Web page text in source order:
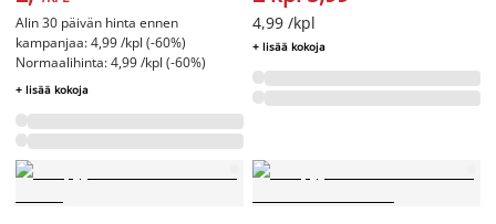
Alin 30 päivän hinta ennen
kampanjaa: 4,99 /kpl (-60%)
Normaalihinta: 4,99 /kpl (-60%)
+ lisää kokoja
4,99 /kpl
+ lisää kokoja